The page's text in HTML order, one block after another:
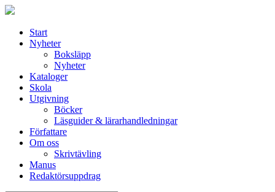
Start
Nyheter
Boksläpp
Nyheter
Kataloger
Skola
Utgivning
Böcker
Läsguider & lärarhandledningar
Författare
Om oss
Skrivtävling
Manus
Redaktörsuppdrag